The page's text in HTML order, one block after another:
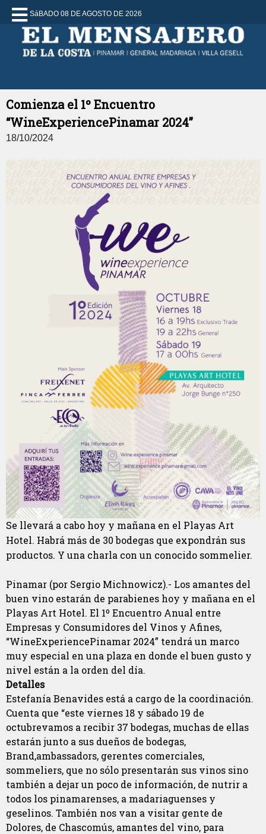
SáBADO 08 DE AGOSTO DE 2026
Comienza el 1º Encuentro
“WineExperiencePinamar 2024”
18/10/2024
Se llevará a cabo hoy y mañana en el Playas Art
Hotel. Habrá más de 30 bodegas que expondrán sus
productos. Y una charla con un conocido sommelier.
Pinamar (por Sergio Michnowicz).- Los amantes del
buen vino estarán de parabienes hoy y mañana en el
Playas Art Hotel. El 1º Encuentro Anual entre
Empresas y Consumidores del Vinos y Afines,
“WineExperiencePinamar 2024” tendrá un marco
muy especial en una plaza en donde el buen gusto y
nivel están a la orden del día.
Detalles
Estefanía Benavides está a cargo de la coordinación.
Cuenta que “este viernes 18 y sábado 19 de
octubrevamos a recibir 37 bodegas, muchas de ellas
estarán junto a sus dueños de bodegas,
Brand,ambassadors, gerentes comerciales,
sommeliers, que no sólo presentarán sus vinos sino
también a dejar un poco de información, de nutrir a
todos los pinamarenses, a madariaguenses y
geselinos. También nos van a visitar gente de
Dolores, de Chascomús, amantes del vino, para